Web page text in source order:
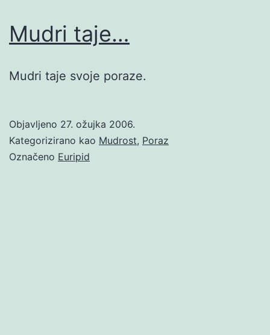
Mudri taje…
Mudri taje svoje poraze.
Objavljeno 27. ožujka 2006.
Kategorizirano kao Mudrost, Poraz
Označeno Euripid